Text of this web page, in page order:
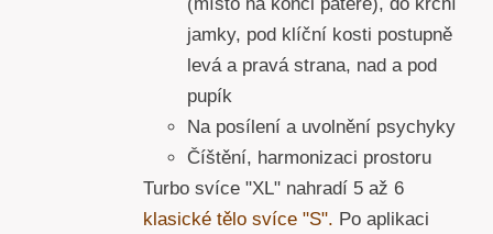
jamky, pod klíční kosti postupně
levá a pravá strana, nad a pod
pupík
Na posílení a uvolnění psychyky
Číštění, harmonizaci prostoru
Turbo svíce "XL" nahradí 5 až 6
klasické tělo svíce "S". Po aplikaci